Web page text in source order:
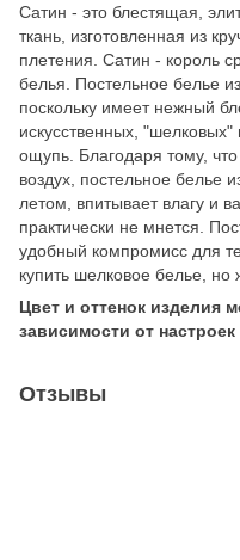
Сатин - это блестящая,
ткань, изготовленная из
плетения. Сатин - король
белья. Постельное белье
поскольку имеет нежный
искусственных,
ощупь. Благодаря тому,
воздух, постельное белье
летом, впитывает влагу и
практически не мнется.
удобный компромисс для
купить шелковое белье, но
Цвет и оттенок изделия
зависимости от
Отзывы